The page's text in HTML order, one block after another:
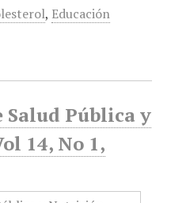
, Educación
Salud Pública y
14, No 1,